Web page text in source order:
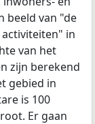
beeld van "de
in
van het
zijn berekend
gebied in
is 100
Er gaan